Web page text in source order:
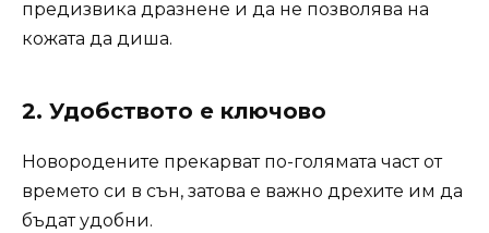
предизвика дразнене и да не позволява на
кожата да диша.
2. Удобството е ключово
Новородените прекарват по-голямата част от
времето си в сън, затова е важно дрехите им да
бъдат удобни.